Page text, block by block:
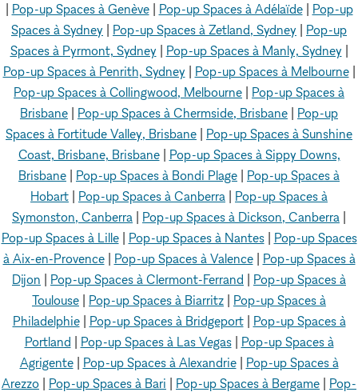
Pop-up Spaces à Genève| Pop-up Spaces à Adélaïde| Pop-up
Spaces à Sydney
Pop-up Spaces à Zetland, Sydney
Pop-up
Spaces à Pyrmont, Sydney
Pop-up Spaces à Manly, Sydney
Pop-up Spaces à Penrith, Sydney
Pop-up Spaces à Melbourne|
Pop-up Spaces à Collingwood, Melbourne
Pop-up Spaces à
Brisbane
Pop-up Spaces à Chermside, Brisbane
Pop-up
Spaces à Fortitude Valley, Brisbane
Pop-up Spaces à Sunshine
Coast, Brisbane, Brisbane| Pop-up Spaces à Sippy Downs,
Brisbane
Pop-up Spaces à Bondi Plage
Pop-up Spaces à
Hobart
Pop-up Spaces à Canberra
Pop-up Spaces à
Symonston, Canberra
Pop-up Spaces à Dickson, Canberra
Pop-up Spaces à Lille| Pop-up Spaces à Nantes| Pop-up Spaces
à Aix-en-Provence| Pop-up Spaces à Valence| Pop-up Spaces à
Dijon
Pop-up Spaces à Clermont-Ferrand
Pop-up Spaces à
Toulouse
Pop-up Spaces à Biarritz
Pop-up Spaces à
Philadelphie| Pop-up Spaces à Bridgeport| Pop-up Spaces à
Portland
Pop-up Spaces à Las Vegas| Pop-up Spaces à
Agrigente| Pop-up Spaces à Alexandrie| Pop-up Spaces à
Arezzo
Pop-up Spaces à Bari Pop-up Spaces à Bergame
Pop-